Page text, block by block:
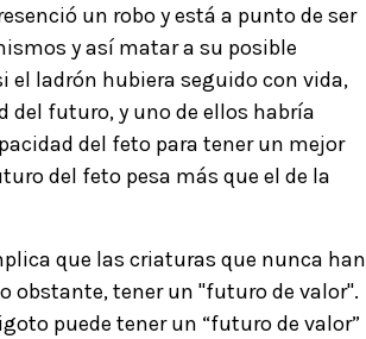
un robo y está a punto de ser
y así matar a su posible
el ladrón hubiera seguido con vida,
del futuro, y uno de ellos habría
del feto para tener un mejor
del feto pesa más que el de la
que las criaturas que nunca han
obstante, tener un "futuro de valor".
puede tener un “futuro de valor”